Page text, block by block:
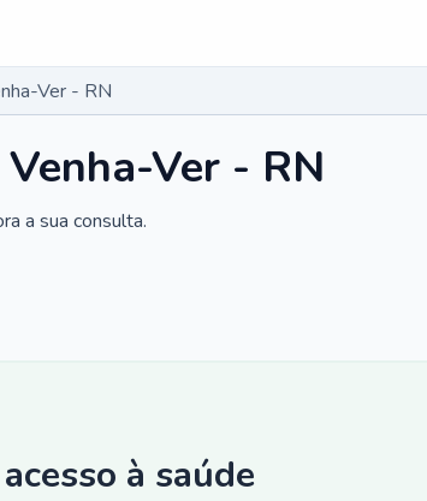
Ver - RN
Ver - RN
a sua consulta.
à saúde